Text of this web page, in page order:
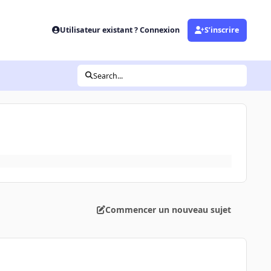
Utilisateur existant ? Connexion S’inscrire
Search...
Commencer un nouveau sujet